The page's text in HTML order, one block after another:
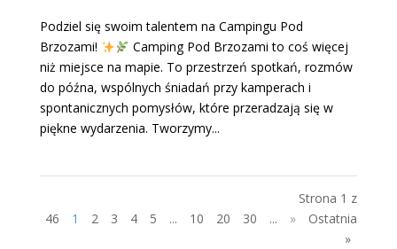
Podziel się swoim talentem na Campingu Pod
Brzozami!
Camping Pod Brzozami to coś więcej
niż miejsce na mapie. To przestrzeń spotkań, rozmów
do późna, wspólnych śniadań przy kamperach i
spontanicznych pomysłów, które przeradzają się w
piękne wydarzenia. Tworzymy...
Strona 1 z
46
1 2 3 4 5 ... 10 20 30 ... »
Ostatnia
»